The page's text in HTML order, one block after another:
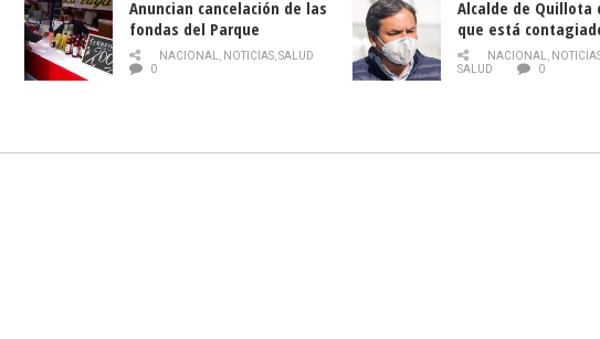
Anuncian cancelación de las
fondas del Parque
O’Higgins debido al
coronavirus
NACIONAL, NOTICIAS,SALUD
0
Alcalde de Quillota
que está
COVID-19
NACIONAL,
SALUD
0